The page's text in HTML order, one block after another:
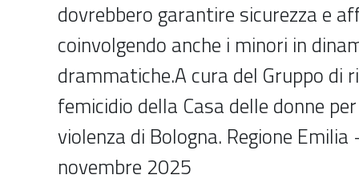
dovrebbero garantire sicurezza e
coinvolgendo anche i minori in
drammatiche.A cura del Gruppo di
femicidio della Casa delle donne
violenza di Bologna. Regione
novembre 2025